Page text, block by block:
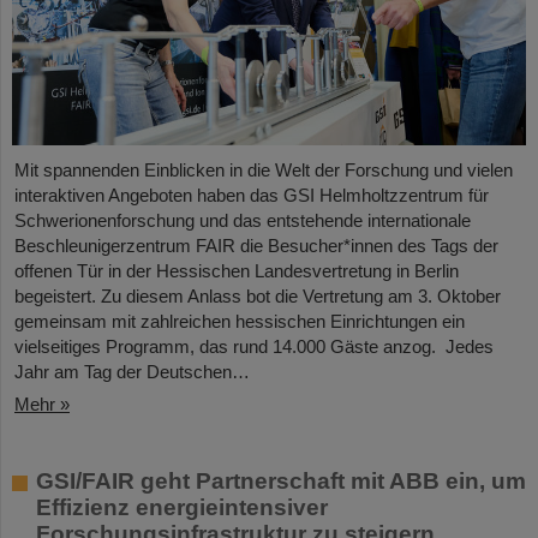
Mit spannenden Einblicken in die Welt der Forschung und vielen
interaktiven Angeboten haben das GSI Helmholtzzentrum für
Schwerionenforschung und das entstehende internationale
Beschleunigerzentrum FAIR die Besucher*innen des Tags der
offenen Tür in der Hessischen Landesvertretung in Berlin
begeistert. Zu diesem Anlass bot die Vertretung am 3. Oktober
gemeinsam mit zahlreichen hessischen Einrichtungen ein
vielseitiges Programm, das rund 14.000 Gäste anzog. Jedes
Jahr am Tag der Deutschen…
Mehr »
GSI/FAIR geht Partnerschaft mit ABB ein, um
Effizienz energieintensiver